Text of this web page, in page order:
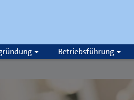
Betriebsführung